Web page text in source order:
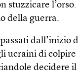
stuzzicare
della guerra.
dall’inizio
ucraini di
decidere